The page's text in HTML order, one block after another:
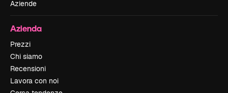
Aziende
Azienda
Prezzi
Chi siamo
Recensioni
Lavora con noi